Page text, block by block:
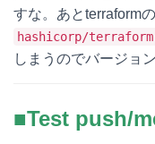
すな。あとterraform
hashicorp/
しまうのでバージョ
■Test push/